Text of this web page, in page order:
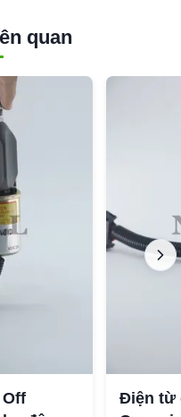
quan
Off
Điện từ